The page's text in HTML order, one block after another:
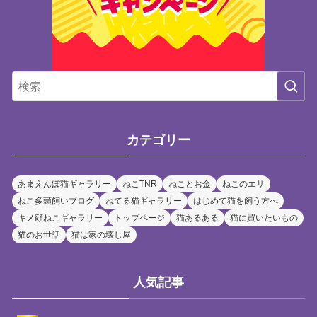
カテゴリー
あまえんぼ猫ギャラリー ねこTNR ねことお金
ねこのエサ
ねこ多頭飼いブログ
ねてる猫ギャラリー
はじめて猫を飼う方へ
キメ顔ねこギャラリー
トップページ 猫あるある
猫に買いたいもの
猫のお世話
猫は家の壊し屋
人気記事